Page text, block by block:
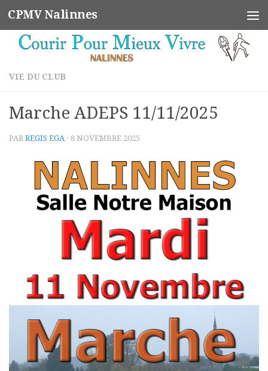
Skip to content
CPMV Nalinnes
VIE DU CLUB
Marche ADEPS 11/11/2025
PAR REGIS EGA · 8 NOVEMBRE 2025